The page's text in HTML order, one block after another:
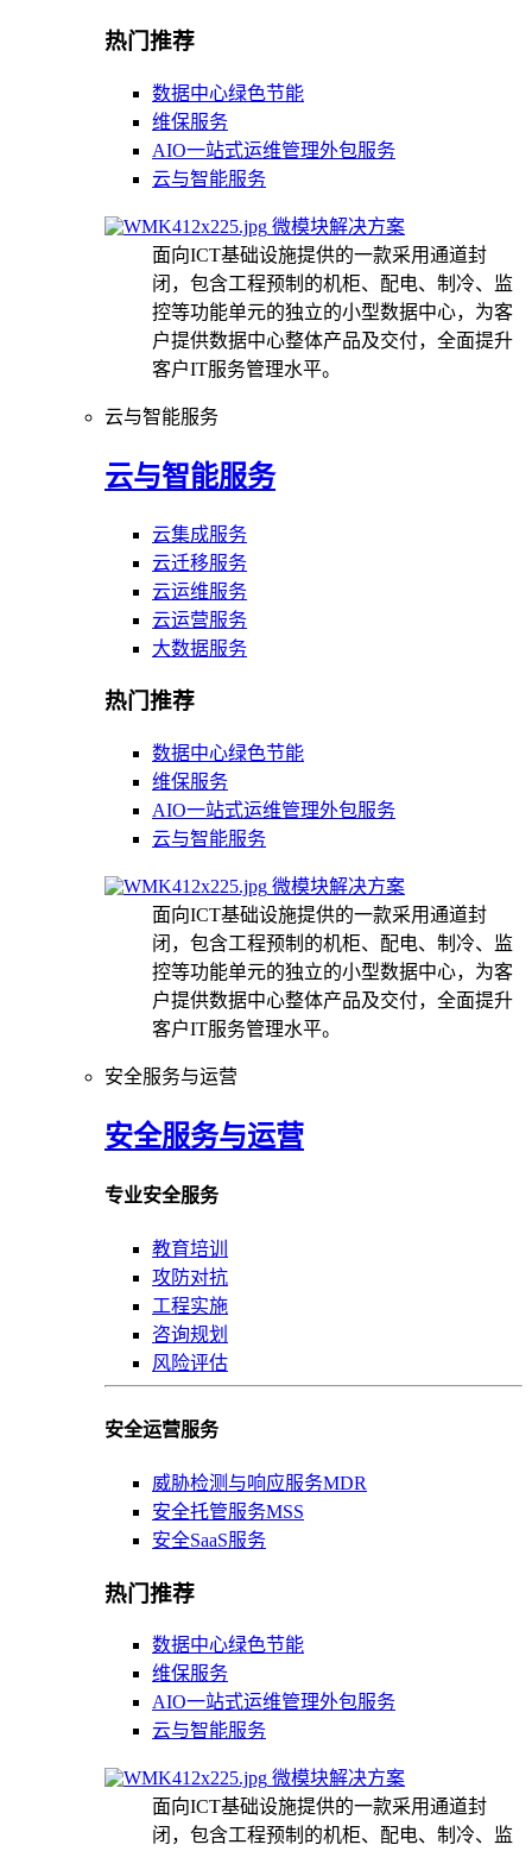
热门推荐
数据中心绿色节能
维保服务
AIO一站式运维管理外包服务
云与智能服务
微模块解决方案
面向ICT基础设施提供的一款采用通道封
闭，包含工程预制的机柜、配电、制冷、监
控等功能单元的独立的小型数据中心，为客
户提供数据中心整体产品及交付，全面提升
客户IT服务管理水平。
云与智能服务
云与智能服务
云集成服务
云迁移服务
云运维服务
云运营服务
大数据服务
热门推荐
数据中心绿色节能
维保服务
AIO一站式运维管理外包服务
云与智能服务
微模块解决方案
面向ICT基础设施提供的一款采用通道封
闭，包含工程预制的机柜、配电、制冷、监
控等功能单元的独立的小型数据中心，为客
户提供数据中心整体产品及交付，全面提升
客户IT服务管理水平。
安全服务与运营
安全服务与运营
专业安全服务
教育培训
攻防对抗
工程实施
咨询规划
风险评估
安全运营服务
威胁检测与响应服务MDR
安全托管服务MSS
安全SaaS服务
热门推荐
数据中心绿色节能
维保服务
AIO一站式运维管理外包服务
云与智能服务
微模块解决方案
面向ICT基础设施提供的一款采用通道封
闭，包含工程预制的机柜、配电、制冷、监